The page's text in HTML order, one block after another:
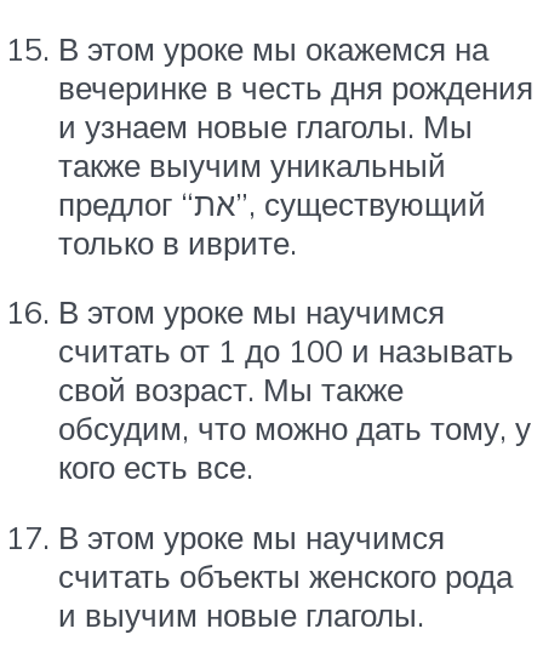
В этом уроке мы окажемся на
вечеринке в честь дня рождения
и узнаем новые глаголы. Мы
также выучим уникальный
предлог “את”, существующий
только в иврите.
В этом уроке мы научимся
считать от 1 до 100 и называть
свой возраст. Мы также
обсудим, что можно дать тому, у
кого есть все.
В этом уроке мы научимся
считать объекты женского рода
и выучим новые глаголы.